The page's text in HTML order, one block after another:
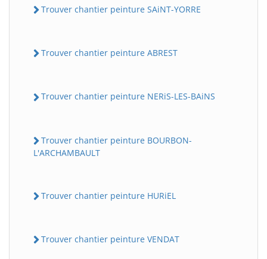
Trouver chantier peinture SAiNT-YORRE
Trouver chantier peinture ABREST
Trouver chantier peinture NERiS-LES-BAiNS
Trouver chantier peinture BOURBON-
L'ARCHAMBAULT
Trouver chantier peinture HURiEL
Trouver chantier peinture VENDAT